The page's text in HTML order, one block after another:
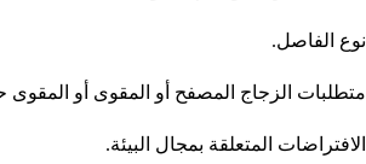
نوع الفاصل.
متطلبات الزجاج المصفح أو المقوى أو المقوى
الافتراضات المتعلقة بمجال البيئة.